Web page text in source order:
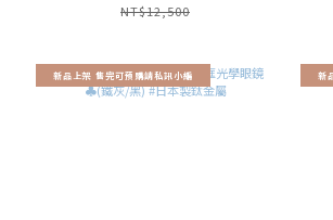
NT$12,500
新品上架 售完可預購請私訊小編 新